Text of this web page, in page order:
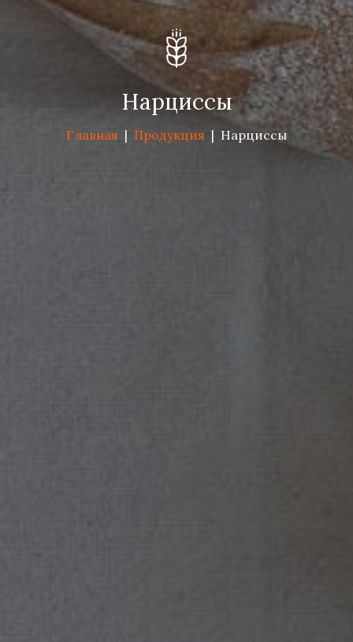
Нарциссы
Главная | Продукция | Нарциссы